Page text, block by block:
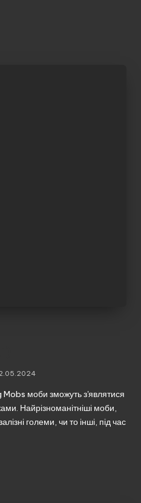
моби зможуть з'являтися
Найрізноманітніші моби,
големи, чи то інші, під час